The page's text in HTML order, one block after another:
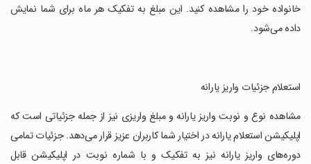
خانواده خود را مشاهده کنید. این مبلغ به تفکیک هر ماه برای شما نمایش
داده می‌شود.
‏استعلام جزئیات واریز یارانه
‏مشاهده نوع و نوبت واریز یارانه و مبلغ واریزی نیز از جمله جزئیاتی است که
اپلیکیشن استعلام یارانه در اختیار شما کاربران عزیز قرار می‌دهد. جزئیات تمامی
دوره‌های واریز یارانه نیز به تفکیک و با شماره نوبت در اپلیکیشن قابل